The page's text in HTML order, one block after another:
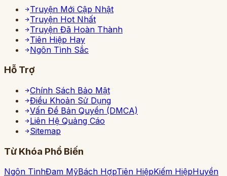
Truyện Mới Cập Nhật
Truyện Hot Nhất
Truyện Đã Hoàn Thành
Tiên Hiệp Hay
Ngôn Tình Sắc
Hỗ Trợ
Chính Sách Bảo Mật
Điều Khoản Sử Dụng
Vấn Đề Bản Quyền (DMCA)
Liên Hệ Quảng Cáo
Sitemap
Từ Khóa Phổ Biến
Ngôn TìnhĐam MỹBách HợpTiên HiệpKiếm HiệpHuyền